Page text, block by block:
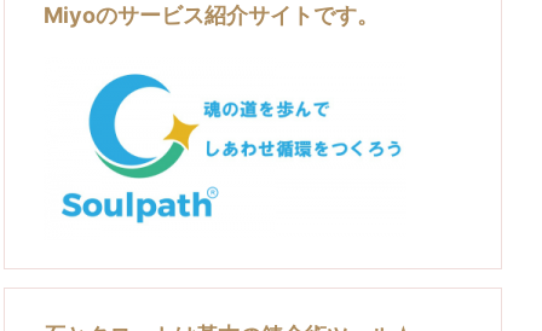
Miyoのサービス紹介サイトです。